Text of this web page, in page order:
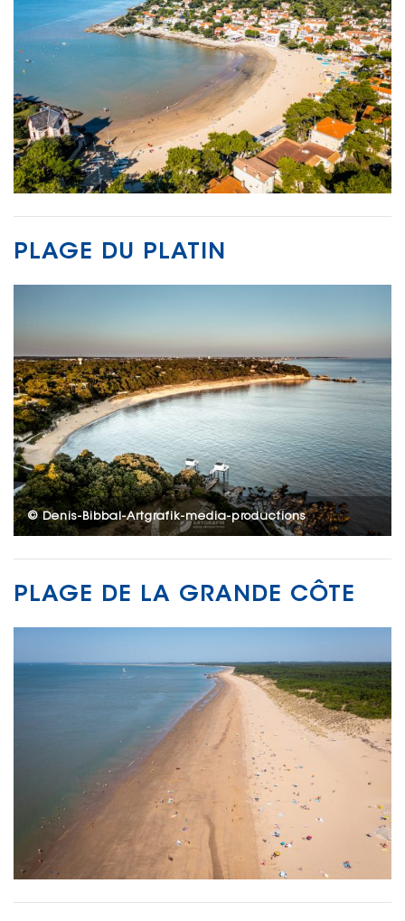
PLAGE DU PLATIN
© Denis-Bibbal-Artgrafik-media-productions
PLAGE DE LA GRANDE CÔTE